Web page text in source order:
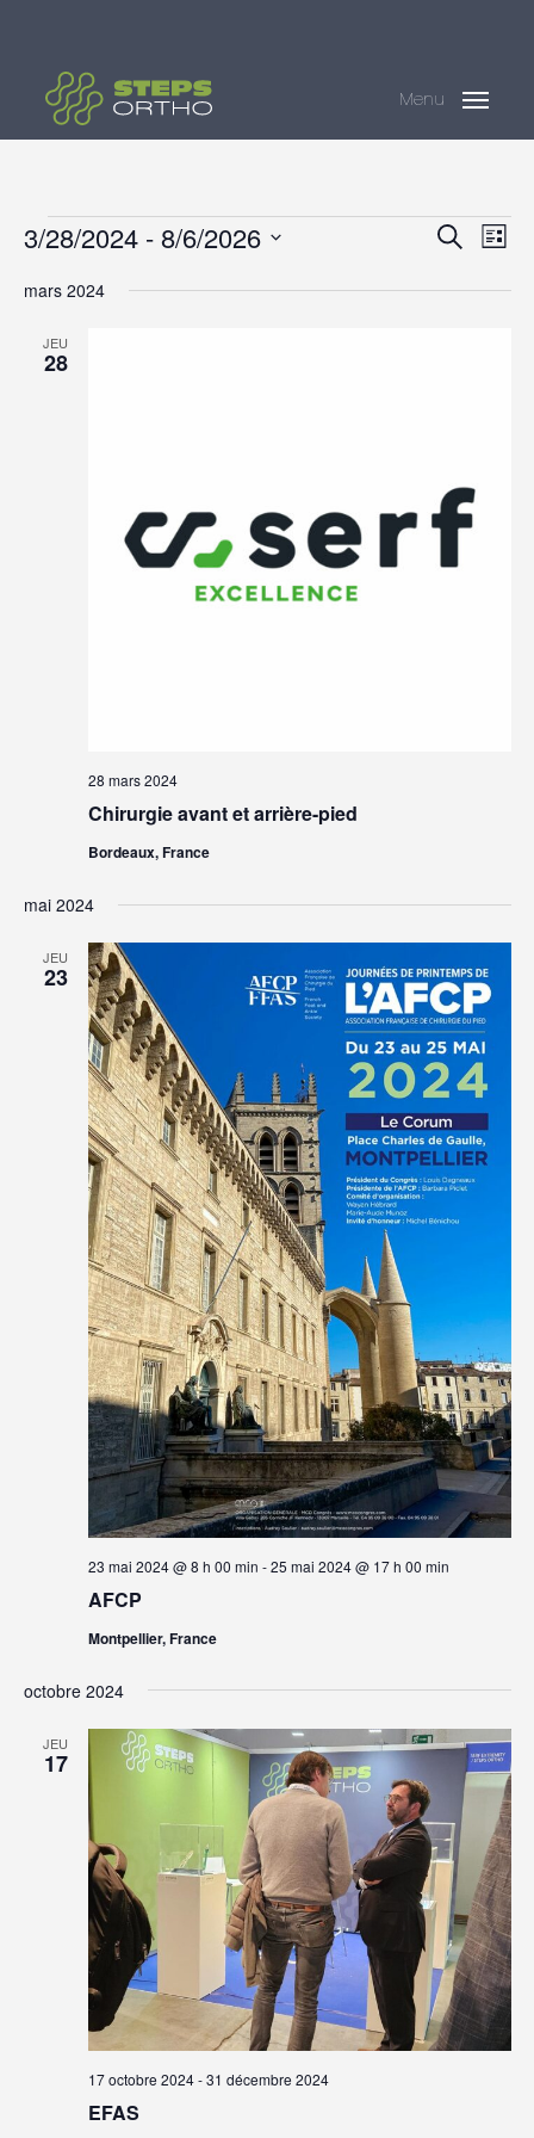
content
Menu
ÉVÈNEMENTS Liste
3/28/2024 - 8/6/2026
une
mars 2024
JEU
28
Chirurgie avant et arrière-pied
28 mars 2024
Bordeaux, France
mai 2024
JEU
23
AFCP
23 mai 2024 @ 8 h 00 min -25 mai 2024 @ 17 h 00 min
Montpellier, France
octobre 2024
JEU
17
EFAS
17 octobre 2024-31 décembre 2024